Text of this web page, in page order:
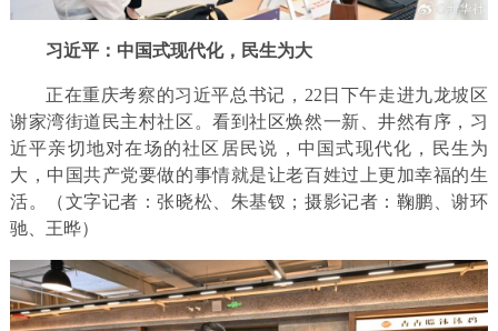
习近平：中国式现代化，民生为大
正在重庆考察的习近平总书记，22日下午走进九龙坡区
谢家湾街道民主村社区。看到社区焕然一新、井然有序，习
近平亲切地对在场的社区居民说，中国式现代化，民生为
大，中国共产党要做的事情就是让老百姓过上更加幸福的生
活。（文字记者：张晓松、朱基钗；摄影记者：鞠鹏、谢环
驰、王晔）